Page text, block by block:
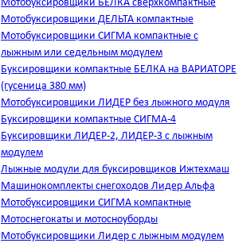
Мотобуксировщики БЕЛКА сверхкомпактные
Мотобуксировщики ДЕЛЬТА компактные
Мотобуксировщики СИГМА компактные с
лыжным или седельным модулем
Буксировщики компактные БЕЛКА на ВАРИАТОРЕ
(гусеница 380 мм)
Мотобуксировщики ЛИДЕР без лыжного модуля
Буксировщики компактные СИГМА-4
Буксировщики ЛИДЕР-2, ЛИДЕР-3 c лыжным
модулем
Лыжные модули для буксировщиков Ижтехмаш
Машинокомплекты снегоходов Лидер Альфа
Мотобуксировщики СИГМА компактные
Мотоснегокаты и мотосноуборды
Мотобуксировщики Лидер с лыжным модулем